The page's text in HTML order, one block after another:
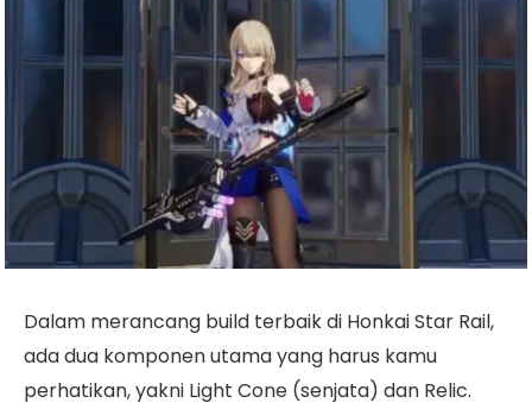
Dalam merancang build terbaik di Honkai Star Rail,
ada dua komponen utama yang harus kamu
perhatikan, yakni Light Cone (senjata) dan Relic.